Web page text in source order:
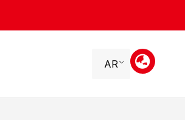
AR